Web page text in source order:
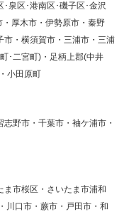
･泉区･港南区･磯子区･金沢
厚木市・伊勢原市・秦野
市・横須賀市・三浦市・三浦
･二宮町)・足柄上郡(中井
小田原町
野市・千葉市・袖ケ浦市・
ま市桜区・さいたま市浦和
川口市・蕨市・戸田市・和